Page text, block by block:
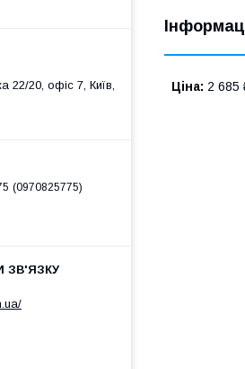
Ціна: 2 685
22/20, офіс 7, Київ,
0970825775